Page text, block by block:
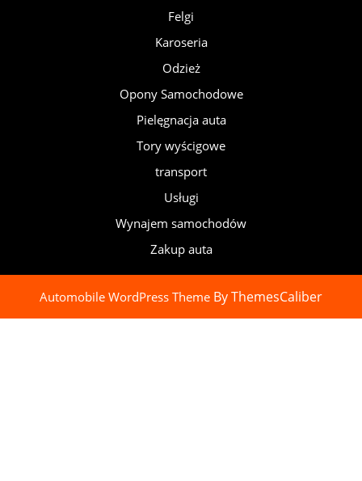
Felgi
Karoseria
Odzież
Opony Samochodowe
Pielęgnacja auta
Tory wyścigowe
transport
Usługi
Wynajem samochodów
Zakup auta
Automobile WordPress Theme By ThemesCaliber
Scroll